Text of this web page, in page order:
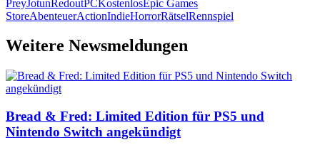
PreyJotunRedoutPCKostenlosEpic Games
StoreAbenteuerActionIndieHorrorRätselRennspiel
Weitere Newsmeldungen
Bread & Fred: Limited Edition für PS5 und
Nintendo Switch angekündigt